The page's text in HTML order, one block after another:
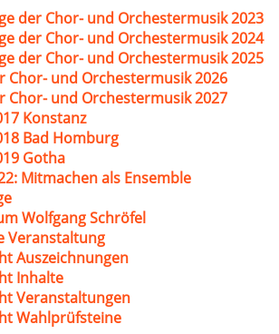
der Chor- und Orchestermusik 2023
der Chor- und Orchestermusik 2024
der Chor- und Orchestermusik 2025
Chor- und Orchestermusik 2026
Chor- und Orchestermusik 2027
Konstanz
Bad Homburg
Gotha
Mitmachen als Ensemble
Wolfgang Schröfel
Veranstaltung
Auszeichnungen
Inhalte
Veranstaltungen
Wahlprüfsteine